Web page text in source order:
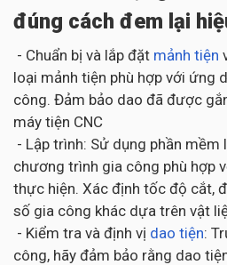
đúng cách đem lại
- Chuẩn bị và lắp đặt mảnh tiện
loại mảnh tiện phù hợp với ứng
công. Đảm bảo dao đã được
máy tiện CNC
- Lập trình: Sử dụng phần mềm
chương trình gia công phù hợp
thực hiện. Xác định tốc độ cắt,
số gia công khác dựa trên vật
- Kiểm tra và định vị dao tiện:
công, hãy đảm bảo rằng dao